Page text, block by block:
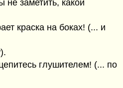
не заметить, какой
краска на боках! (... и
глушителем! (... по